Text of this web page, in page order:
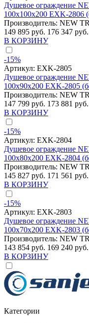
Душевое ограждение
100x100x200 EXK-2806
Производитель: NEW
149 895 руб. 176 347 руб.
В КОРЗИНУ
-15%
Артикул: EXK-2805
Душевое ограждение
100x90x200 EXK-2805
Производитель: NEW
147 799 руб. 173 881 руб.
В КОРЗИНУ
-15%
Артикул: EXK-2804
Душевое ограждение
100x80x200 EXK-2804
Производитель: NEW
145 827 руб. 171 561 руб.
В КОРЗИНУ
-15%
Артикул: EXK-2803
Душевое ограждение
100x70x200 EXK-2803
Производитель: NEW
143 854 руб. 169 240 руб.
В КОРЗИНУ
Категории